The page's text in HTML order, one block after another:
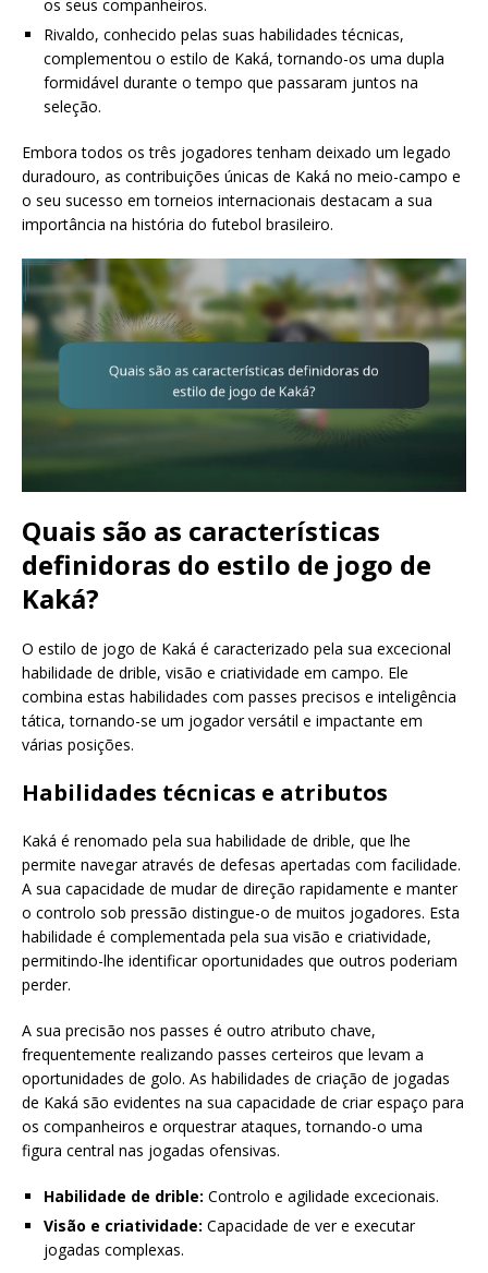
os seus companheiros.
Rivaldo, conhecido pelas suas habilidades técnicas,
complementou o estilo de Kaká, tornando-os uma dupla
formidável durante o tempo que passaram juntos na
seleção.
Embora todos os três jogadores tenham deixado um legado
duradouro, as contribuições únicas de Kaká no meio-campo e
o seu sucesso em torneios internacionais destacam a sua
importância na história do futebol brasileiro.
Quais são as características
definidoras do estilo de jogo de
Kaká?
O estilo de jogo de Kaká é caracterizado pela sua excecional
habilidade de drible, visão e criatividade em campo. Ele
combina estas habilidades com passes precisos e inteligência
tática, tornando-se um jogador versátil e impactante em
várias posições.
Habilidades técnicas e atributos
Kaká é renomado pela sua habilidade de drible, que lhe
permite navegar através de defesas apertadas com facilidade.
A sua capacidade de mudar de direção rapidamente e manter
o controlo sob pressão distingue-o de muitos jogadores. Esta
habilidade é complementada pela sua visão e criatividade,
permitindo-lhe identificar oportunidades que outros poderiam
perder.
A sua precisão nos passes é outro atributo chave,
frequentemente realizando passes certeiros que levam a
oportunidades de golo. As habilidades de criação de jogadas
de Kaká são evidentes na sua capacidade de criar espaço para
os companheiros e orquestrar ataques, tornando-o uma
figura central nas jogadas ofensivas.
Habilidade de drible: Controlo e agilidade excecionais.
Visão e criatividade: Capacidade de ver e executar
jogadas complexas.